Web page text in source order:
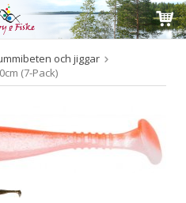
tillagd i varukorgen
och jiggar
(7-Pack)